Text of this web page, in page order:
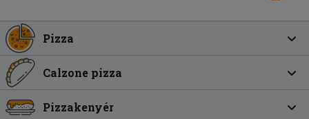
Pizza
Calzone pizza
Pizzakenyér